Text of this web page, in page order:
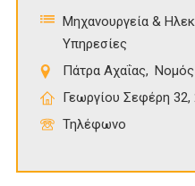
Μηχανουργεία &
Υπηρεσίες
Πάτρα Αχαΐας
Γεωργίου Σεφέρη 32,
Τηλέφωνο